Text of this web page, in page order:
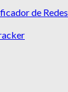
de Redes